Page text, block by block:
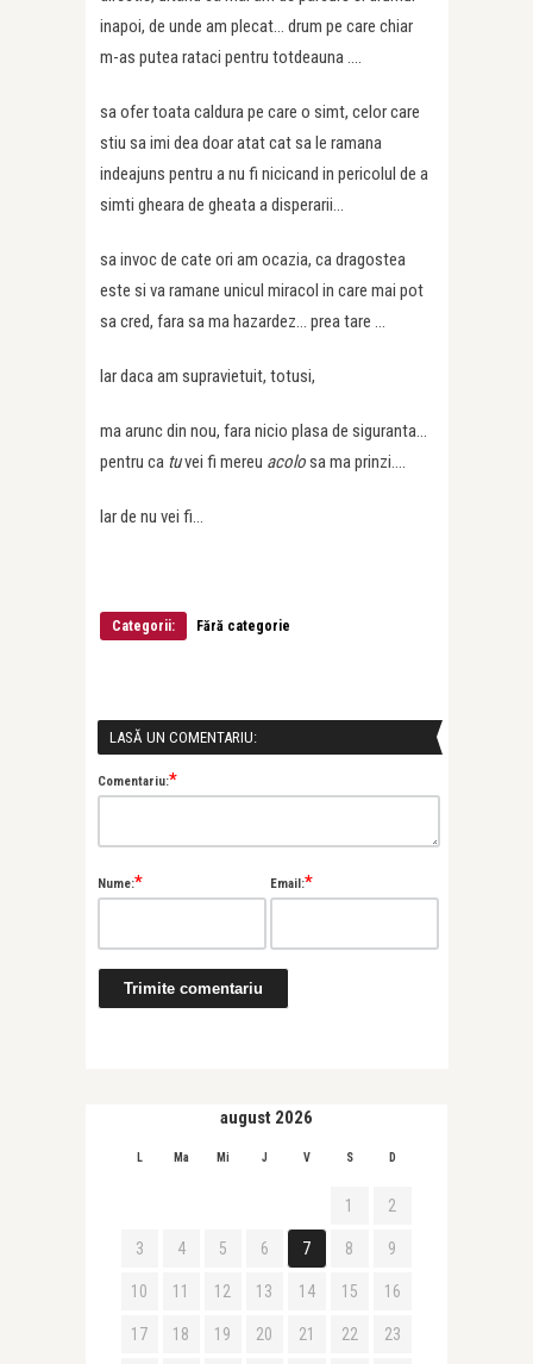
inapoi, de unde am plecat… drum pe care chiar
m-as putea rataci pentru totdeauna ….
sa ofer toata caldura pe care o simt, celor care
stiu sa imi dea doar atat cat sa le ramana
indeajuns pentru a nu fi nicicand in pericolul de a
simti gheara de gheata a disperarii…
sa invoc de cate ori am ocazia, ca dragostea
este si va ramane unicul miracol in care mai pot
sa cred, fara sa ma hazardez… prea tare …
Iar daca am supravietuit, totusi,
ma arunc din nou, fara nicio plasa de siguranta…
pentru ca tuvei fi mereu acolosa ma prinzi….
Iar de nu vei fi…
Categorii: Fără categorie
LASĂ UN COMENTARIU:
Comentariu:*
Nume:* Email:*
august 2026
L Ma Mi J V S D
1 2
3 4 5 6 7 8 9
10 11 12 13 14 15 16
17 18 19 20 21 22 23